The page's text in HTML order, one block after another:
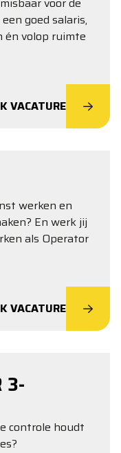
goed salaris,
én volop ruimte
VACATURE
werken en
En werk jij
als Operator
VACATURE
3-
controle houdt